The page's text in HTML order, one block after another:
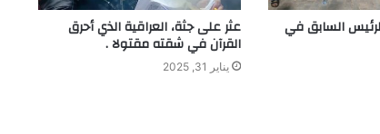
السابق في عثر على جثة، العراقية الذي أحرق
القرآن في شقته مقتولا .
يناير 31, 2025